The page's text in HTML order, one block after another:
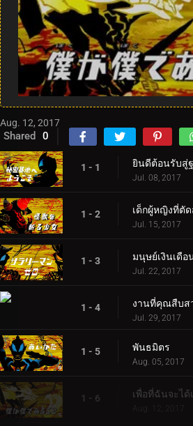
Aug. 12, 2017
Shared 0
1 - 1 ยินดีต้อนรับสู่
Jul. 08, 2017
1 - 2 เด็กผู้หญิงที่ตั
Jul. 15, 2017
1 - 3 มนุษย์เงินเดือ
Jul. 22, 2017
1 - 4 งานที่คุณสืบส
Jul. 29, 2017
1 - 5 พันธมิตร
Aug. 05, 2017
1 - 6 เพื่อที่ฉันจะไ
Aug. 12, 2017